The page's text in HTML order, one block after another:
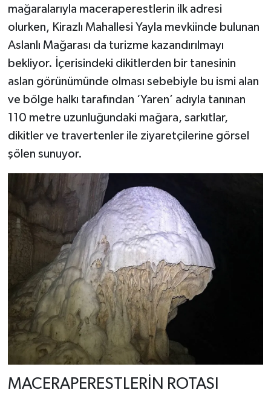
mağaralarıyla maceraperestlerin ilk adresi
olurken, Kirazlı Mahallesi Yayla mevkiinde bulunan
Aslanlı Mağarası da turizme kazandırılmayı
bekliyor. İçerisindeki dikitlerden bir tanesinin
aslan görünümünde olması sebebiyle bu ismi alan
ve bölge halkı tarafından ‘Yaren’ adıyla tanınan
110 metre uzunluğundaki mağara, sarkıtlar,
dikitler ve travertenler ile ziyaretçilerine görsel
şölen sunuyor.
MACERAPERESTLERİN ROTASI